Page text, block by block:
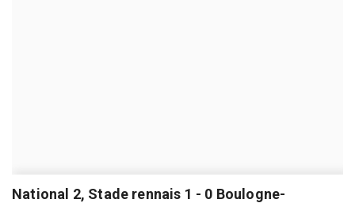
National 2, Stade rennais 1 - 0 Boulogne-